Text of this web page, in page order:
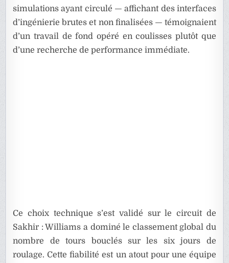
simulations ayant circulé — affichant des interfaces
d’ingénierie brutes et non finalisées — témoignaient
d’un travail de fond opéré en coulisses plutôt que
d’une recherche de performance immédiate.
Ce choix technique s’est validé sur le circuit de
Sakhir : Williams a dominé le classement global du
nombre de tours bouclés sur les six jours de
roulage. Cette fiabilité est un atout pour une équipe